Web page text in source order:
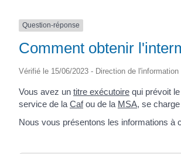
Question-réponse
Comment obtenir
Vérifié le 15/06/2023 - Direction de
Vous avez un titre exécutoire qui prévoit
service de la Cafou de la MSA, se
Nous vous présentons les informations à